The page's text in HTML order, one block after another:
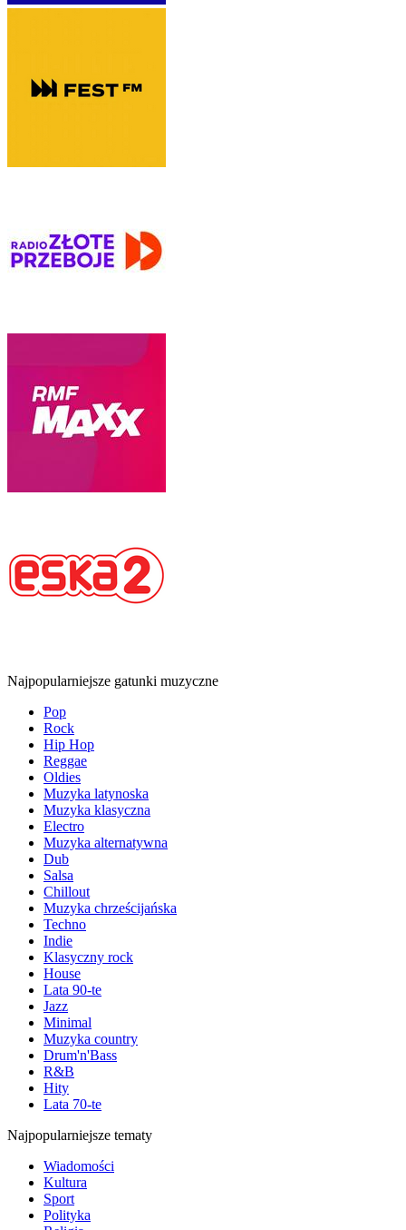
Najpopularniejsze gatunki muzyczne
Pop
Rock
Hip Hop
Reggae
Oldies
Muzyka latynoska
Muzyka klasyczna
Electro
Muzyka alternatywna
Dub
Salsa
Chillout
Muzyka chrześcijańska
Techno
Indie
Klasyczny rock
House
Lata 90-te
Jazz
Minimal
Muzyka country
Drum'n'Bass
R&B
Hity
Lata 70-te
Najpopularniejsze tematy
Wiadomości
Kultura
Sport
Polityka